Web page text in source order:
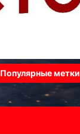
Популярные метки